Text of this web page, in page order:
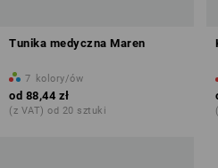
Tunika medyczna Maren
7 kolory/ów
od 88,44 zł
(z VAT) od 20 sztuki